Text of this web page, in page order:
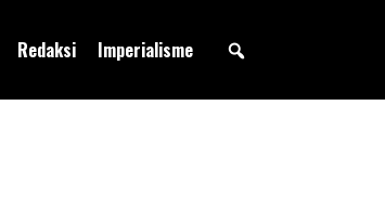
Redaksi Imperialisme